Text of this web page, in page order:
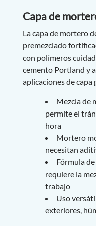
Capa de
La capa de mortero
premezclado
con polímeros
cemento Portland y
aplicaciones de capa
Mezcla de
permite el
hora
Mortero
necesitan
Fórmula
requiere la
trabajo
Uso
exteriores,